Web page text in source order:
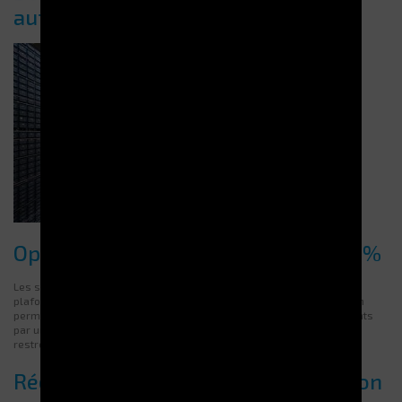
automatisé
Optimisation de l’espace jusqu’à 90 %
Les systèmes verticaux maximisent l’utilisation de la hauteur sous
plafond, libérant ainsi une grande surface au sol. Cette consolidation
permet de remplacer plusieurs rayonnages traditionnels encombrants
par un équipement compact et performant, idéal pour les espaces
restreints ou les environnements à forte densité.
Réduction des erreurs de préparation